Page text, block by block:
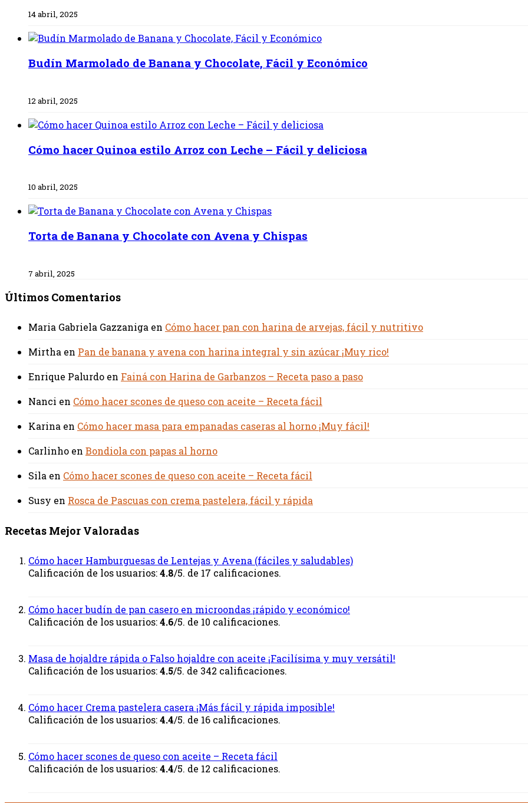
14 abril, 2025
Budín Marmolado de Banana y Chocolate, Fácil y Económico
12 abril, 2025
Cómo hacer Quinoa estilo Arroz con Leche – Fácil y deliciosa
10 abril, 2025
Torta de Banana y Chocolate con Avena y Chispas
7 abril, 2025
Últimos Comentarios
Maria Gabriela Gazzaniga en Cómo hacer pan con harina de arvejas, fácil y nutritivo
Mirtha en Pan de banana y avena con harina integral y sin azúcar ¡Muy rico!
Enrique Palurdo en Fainá con Harina de Garbanzos – Receta paso a paso
Nanci en Cómo hacer scones de queso con aceite – Receta fácil
Karina en Cómo hacer masa para empanadas caseras al horno ¡Muy fácil!
Carlinho en Bondiola con papas al horno
Sila en Cómo hacer scones de queso con aceite – Receta fácil
Susy en Rosca de Pascuas con crema pastelera, fácil y rápida
Recetas Mejor Valoradas
Cómo hacer Hamburguesas de Lentejas y Avena (fáciles y saludables)
Calificación de los usuarios:4.8/5. de 17 calificaciones.
Cómo hacer budín de pan casero en microondas ¡rápido y económico!
Calificación de los usuarios:4.6/5. de 10 calificaciones.
Masa de hojaldre rápida o Falso hojaldre con aceite ¡Facilísima y muy versátil!
Calificación de los usuarios:4.5/5. de 342 calificaciones.
Cómo hacer Crema pastelera casera ¡Más fácil y rápida imposible!
Calificación de los usuarios:4.4/5. de 16 calificaciones.
Cómo hacer scones de queso con aceite – Receta fácil
Calificación de los usuarios:4.4/5. de 12 calificaciones.